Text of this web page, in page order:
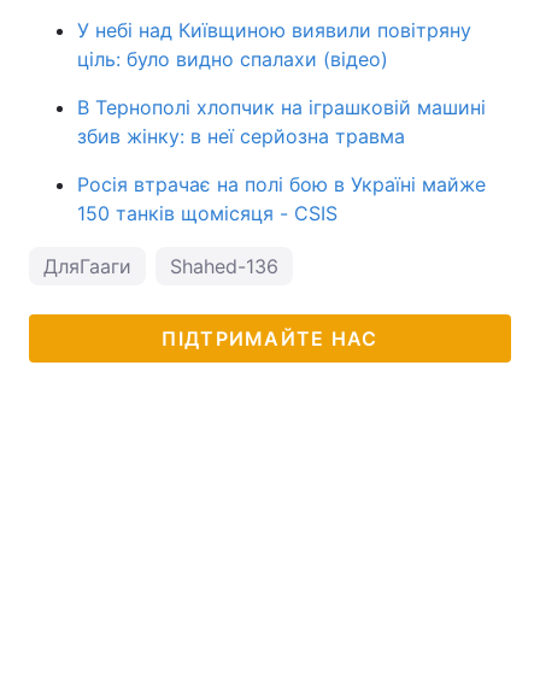
У небі над Київщиною виявили повітряну
ціль: було видно спалахи (відео)
В Тернополі хлопчик на іграшковій машині
збив жінку: в неї серйозна травма
Росія втрачає на полі бою в Україні майже
150 танків щомісяця - CSIS
ДляГааги Shahed-136
ПІДТРИМАЙТЕ НАС